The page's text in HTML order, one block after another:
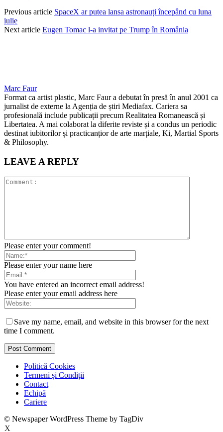
Previous article SpaceX ar putea lansa astronauți începând cu luna
iulie
Next article Eugen Tomac l-a invitat pe Trump în România
Marc Faur
Format ca artist plastic, Marc Faur a debutat în presă în anul 2001 ca
jurnalist de externe la Agenția de știri Mediafax. Cariera sa
profesională include publicații precum Realitatea Romanească și
Libertatea. A mai colaborat la diferite reviste și a condus un periodic
destinat iubitorilor și practicanțior de arte marțiale, Ki, Martial Sports
& Philosophy.
LEAVE A REPLY
Please enter your comment!
Please enter your name here
You have entered an incorrect email address!
Please enter your email address here
Save my name, email, and website in this browser for the next
time I comment.
Politică Cookies
Termeni și Condiții
Contact
Echipă
Cariere
© Newspaper WordPress Theme by TagDiv
X